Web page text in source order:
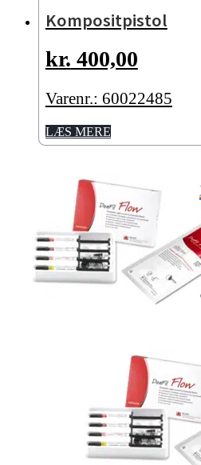
Kompositpistol
kr. 400,00
Varenr.: 60022485
LÆS MERE